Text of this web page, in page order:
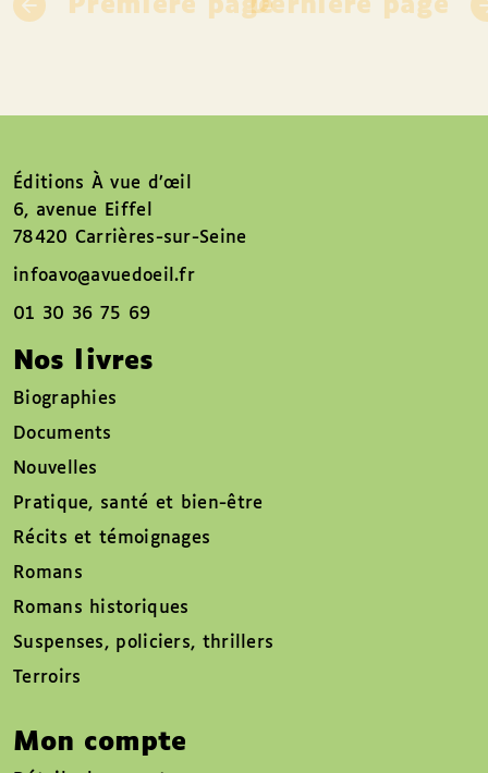
Éditions À vue d’œil
6, avenue Eiffel
78420 Carrières-sur-Seine
infoavo@avuedoeil.fr
01 30 36 75 69
Nos livres
Biographies
Documents
Nouvelles
Pratique, santé et bien-être
Récits et témoignages
Romans
Romans historiques
Suspenses, policiers, thrillers
Terroirs
Mon compte